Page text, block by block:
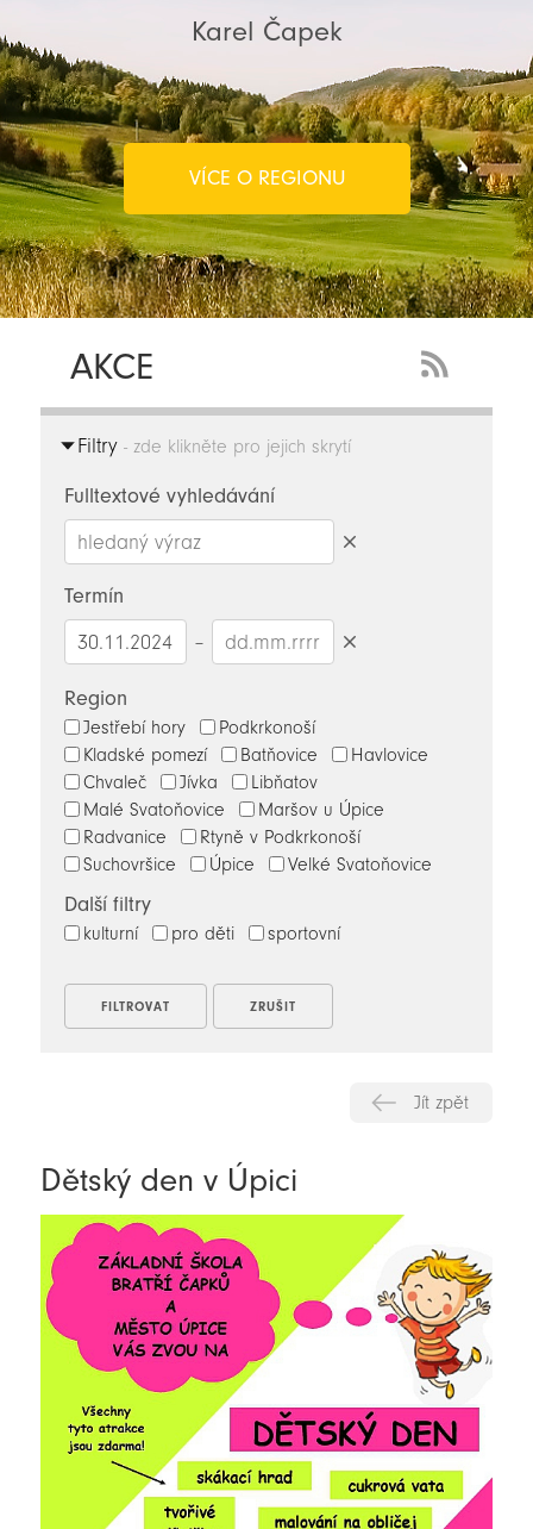
Karel Čapek
VÍCE O REGIONU
AKCE
Feed
Filtry- zde klikněte pro jejich skrytí
Fulltextové vyhledávání
Termín
–
Region
Jestřebí hory
Podkrkonoší
Kladské pomezí
Batňovice
Havlovice
Chvaleč
Jívka
Libňatov
Malé Svatoňovice
Maršov u Úpice
Radvanice
Rtyně v Podkrkonoší
Suchovršice
Úpice Velké Svatoňovice
Další filtry
kulturní pro děti sportovní
Jít zpět
Dětský den v Úpici